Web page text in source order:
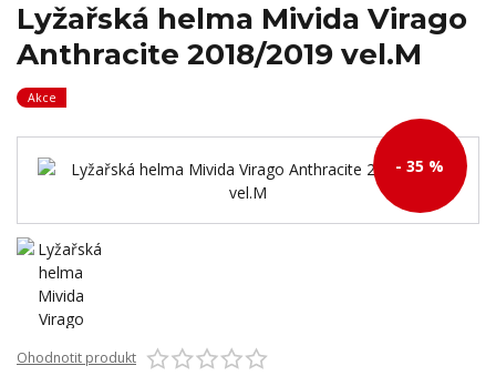
Lyžařská helma Mivida Virago
Anthracite 2018/2019 vel.M
Akce
- 35 %
Ohodnotit produkt